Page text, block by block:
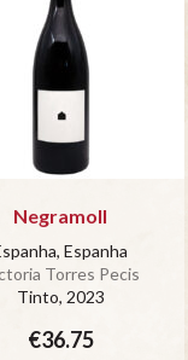
Negramoll
Espanha
Torres Pecis
Tinto, 2023
€36.75